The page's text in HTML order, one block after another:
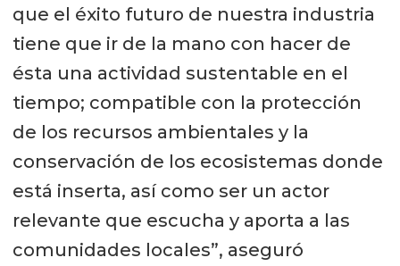
que el éxito futuro de nuestra industria
tiene que ir de la mano con hacer de
ésta una actividad sustentable en el
tiempo; compatible con la protección
de los recursos ambientales y la
conservación de los ecosistemas donde
está inserta, así como ser un actor
relevante que escucha y aporta a las
comunidades locales”, aseguró